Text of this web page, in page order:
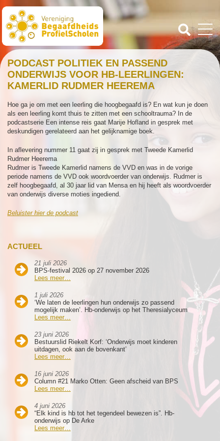
ACTUEEL
21 juli 2026
BPS-festival 2026 op 27 november 2026
Lees meer…
1 juli 2026
‘We laten de leerlingen hun onderwijs zo passend
mogelijk maken’. Hb-onderwijs op het Theresialyceum
Lees meer…
23 juni 2026
Bestuurslid Riekelt Korf: ‘Onderwijs moet kinderen
uitdagen, ook aan de bovenkant’
Lees meer…
16 juni 2026
Column #21 Marko Otten: Geen afscheid van BPS
Lees meer…
4 juni 2026
“Elk kind is hb tot het tegendeel bewezen is”. Hb-
onderwijs op De Arke
Lees meer…
PODCAST POLITIEK EN PASSEND
ONDERWIJS VOOR HB-LEERLINGEN:
KAMERLID RUDMER HEEREMA
Hoe ga je om met een leerling die hoogbegaafd is? En wat kun je doen
als een leerling komt thuis te zitten met een schooltrauma? In de
podcastserie Een intense reis gaat Marije Hofland in gesprek met
deskundigen gerelateerd aan het gelijknamige boek.
In aflevering nummer 11 gaat zij in gesprek met Tweede Kamerlid
Rudmer Heerema
Rudmer is Tweede Kamerlid namens de VVD en was in de vorige
periode namens de VVD ook woordvoerder van onderwijs. Rudmer is
zelf hoogbegaafd, al 30 jaar lid van Mensa en hij heeft als woordvoerder
van onderwijs diverse moties ingediend.
Beluister hier de podcast